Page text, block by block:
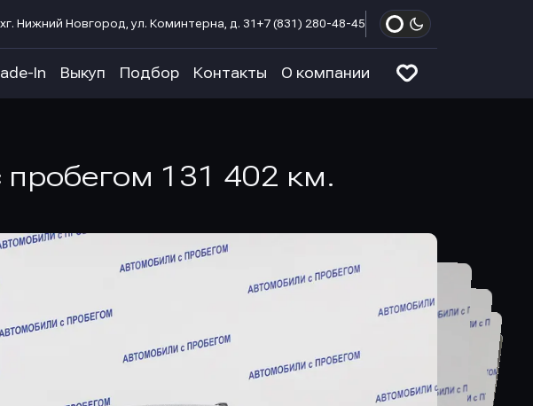
г. Нижний Новгород, ул. Коминтерна, д. 31 +7 (831) 280-48-45
In Выкуп Подбор Контакты О компании
пробегом 131 402 км.